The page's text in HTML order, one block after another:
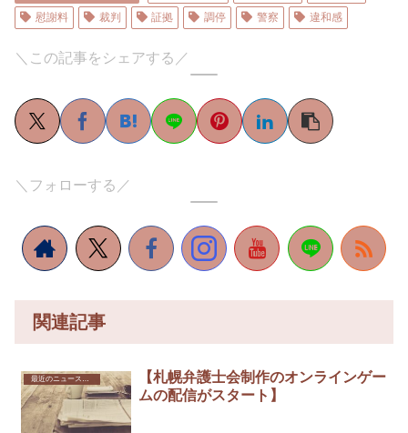
慰謝料
裁判 証拠 調停 警察 違和感
＼この記事をシェアする／
＼フォローする／
関連記事
最近のニュースから
【札幌弁護士会制作のオンラインゲー
ムの配信がスタート】